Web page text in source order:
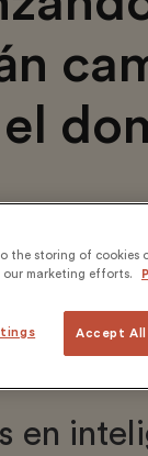
en
the storing of cookies
our marketing efforts.
Accept All